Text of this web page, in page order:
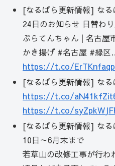
[なるぱら更新情報] な
24日のお知らせ 日替わ
ぷらてんちゃん | 名古
かき揚げ #名古屋 #緑
https://t.co/
[なるぱら更新情報] な
https://t.co/
https://t.co/
[なるぱら更新情報] な
10日～6月末まで
若草山の改修工事が行わ